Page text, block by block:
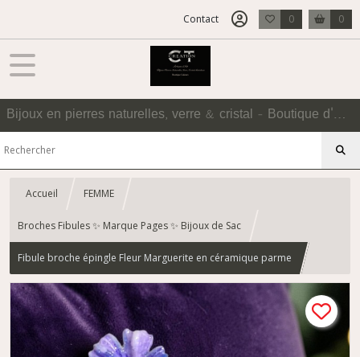
Contact 0 0
Bijoux en pierres naturelles, verre & cristal - Boutique d'Accessoires
Accueil FEMME
Broches Fibules ✨ Marque Pages ✨ Bijoux de Sac
Fibule broche épingle Fleur Marguerite en céramique parme